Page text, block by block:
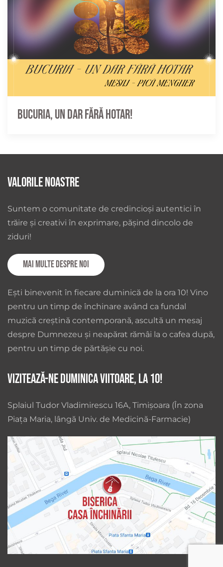
Bucuria, un dar fără hotar!
Valorile noastre
Suntem o comunitate de credincioși autentici în
trăire și creativi în exprimare, pășind dincolo de
ziduri!
Mai multe despre noi
Ești binevenit în fiecare duminică de la ora 10! Vino
pentru un timp de închinare având ca fundal
muzică creștină contemporană, ascultă un mesaj
despre Dumnezeu și neapărat rămâi la o cafea după,
pentru un timp de părtășie cu noi.
Vizitează-ne duminica viitoare, la 10!
Splaiul Tudor Vladimirescu 16A, Timișoara (În zona
Piața Maria, lângă Univ. de Medicină-Farmacie)